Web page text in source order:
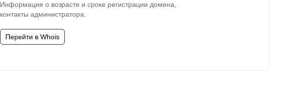
Информация о возрасте и сроке регистрации домена,
контакты администратора.
Перейти в Whois